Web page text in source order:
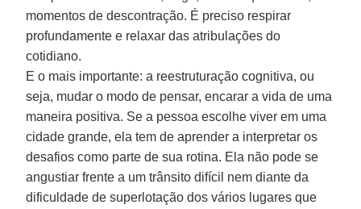
momentos de descontração. É preciso respirar
profundamente e relaxar das atribulações do
cotidiano.
E o mais importante: a reestruturação cognitiva, ou
seja, mudar o modo de pensar, encarar a vida de uma
maneira positiva. Se a pessoa escolhe viver em uma
cidade grande, ela tem de aprender a interpretar os
desafios como parte de sua rotina. Ela não pode se
angustiar frente a um trânsito difícil nem diante da
dificuldade de superlotação dos vários lugares que